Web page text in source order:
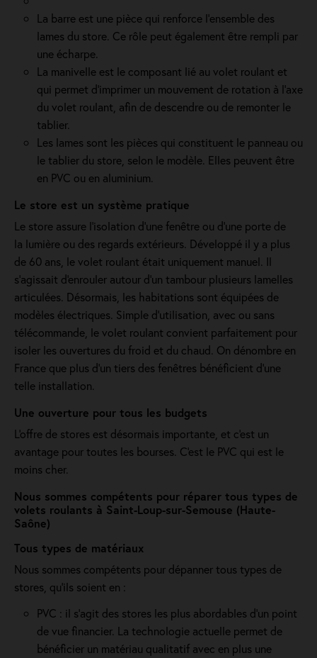
La barre est une pièce qui renforce l’ensemble des
lames du store. Ce rôle peut également être rempli par
une écharpe.
La manivelle est le composant lié au volet roulant et
qui permet d’imprimer un mouvement de rotation à l’axe
du volet roulant, afin de descendre ou de remonter le
tablier.
Les lames sont les pièces qui constituent le panneau ou
le tablier du store, selon le modèle. Elles peuvent être
en PVC ou en aluminium.
Le store est un système pratique
Le store assure l'isolation d'une fenêtre ou d'une porte de
la lumière ou des regards extérieurs. Développé il y a plus
de 60 ans, le volet roulant était uniquement manuel. Il
s'agissait d'enrouler autour d'un tambour plusieurs lamelles
articulées. Désormais, les habitations sont équipées de
modèles électriques. Simple d'utilisation, avec ou sans
télécommande, le volet roulant convient parfaitement pour
isoler les ouvertures du froid et du chaud. On dénombre en
France que plus d'un tiers des fenêtres bénéficient d'une
telle installation.
Une ouverture pour tous les budgets
L'offre de stores est désormais importante, et c'est un
avantage pour toutes les bourses. C'est le PVC qui est le
moins cher.
Nous sommes compétents pour réparer tous types de
volets roulants à Saint-Loup-sur-Semouse (Haute-
Saône)
Tous types de matériaux
Nous sommes compétents pour dépanner tous types de
stores, qu'ils soient en :
PVC : il s'agit des stores les plus abordables d'un point
de vue financier. La technologie actuelle permet de
bénéficier un matériau qualitatif avec en plus une